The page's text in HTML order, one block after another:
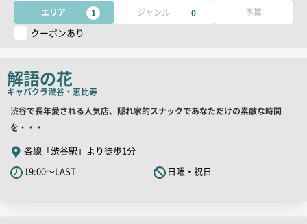
エリア 1 ジャンル 0 予算
クーポンあり
解語の花
キャバクラ渋谷・恵比寿
店
舗
PR
キ
ャ
渋谷で長年愛される人気店、隠れ家的スナックであなただけの素敵な時間
を・・・
各線「渋谷駅」より徒歩1分
19:00～LAST
日曜・祝日